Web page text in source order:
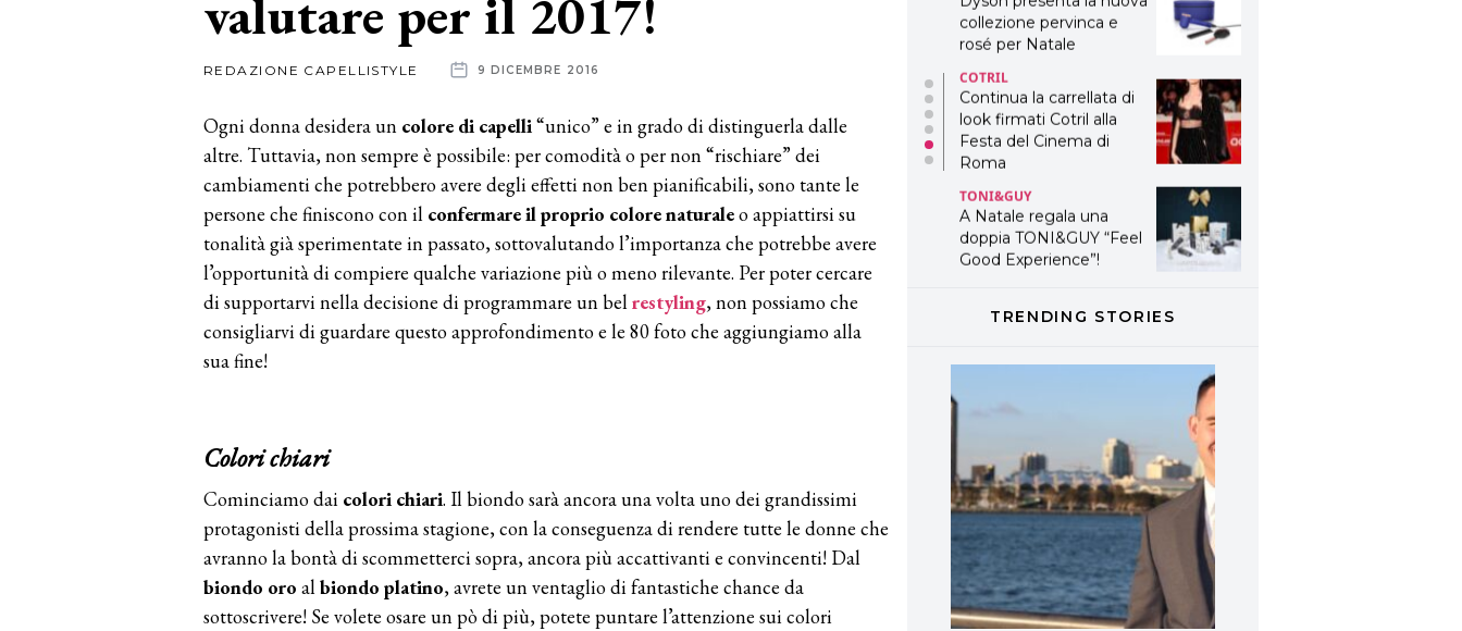
valutare per il 2017!
REDAZIONE CAPELLISTYLE 9 DICEMBRE 2016
Ogni donna desidera un colore di capelli “unico” e in grado di distinguerla dalle
altre. Tuttavia, non sempre è possibile: per comodità o per non “rischiare” dei
cambiamenti che potrebbero avere degli effetti non ben pianificabili, sono tante le
persone che finiscono con il confermare il proprio colore naturaleo appiattirsi su
tonalità già sperimentate in passato, sottovalutando l’importanza che potrebbe avere
l’opportunità di compiere qualche variazione più o meno rilevante. Per poter cercare
di supportarvi nella decisione di programmare un bel restyling, non possiamo che
consigliarvi di guardare questo approfondimento e le 80 foto che aggiungiamo alla
sua fine!
Colori chiari
Cominciamo dai colori chiari. Il biondo sarà ancora una volta uno dei grandissimi
protagonisti della prossima stagione, con la conseguenza di rendere tutte le donne che
avranno la bontà di scommetterci sopra, ancora più accattivanti e convincenti! Dal
biondo oro al biondo platino, avrete un ventaglio di fantastiche chance da
sottoscrivere! Se volete osare un pò di più, potete puntare l’attenzione sui colori
collezione pervinca e
rosé per Natale
COTRIL
Continua la carrellata di
look firmati Cotril alla
Festa del Cinema di
Roma
TONI&GUY
A Natale regala una
doppia TONI&GUY “Feel
Good Experience”!
LABEL.M lancia la sua
DAVINES
cofanetti beauty preziosi
per un regalo adatto ad
ogni capello
TRENDING STORIES